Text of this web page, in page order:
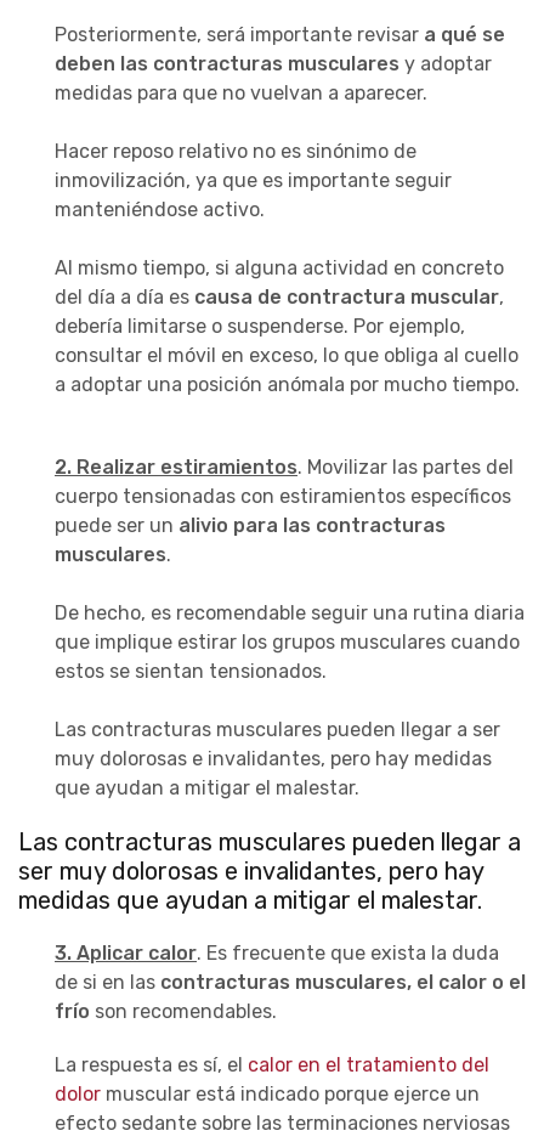
Posteriormente, será importante revisar a qué se
deben las contracturas musculares y adoptar
medidas para que no vuelvan a aparecer.
Hacer reposo relativo no es sinónimo de
inmovilización, ya que es importante seguir
manteniéndose activo.
Al mismo tiempo, si alguna actividad en concreto
del día a día es causa de contractura muscular,
debería limitarse o suspenderse. Por ejemplo,
consultar el móvil en exceso, lo que obliga al cuello
a adoptar una posición anómala por mucho tiempo.
2. Realizar estiramientos. Movilizar las partes del
cuerpo tensionadas con estiramientos específicos
puede ser un alivio para las contracturas
musculares.
De hecho, es recomendable seguir una rutina diaria
que implique estirar los grupos musculares cuando
estos se sientan tensionados.
Las contracturas musculares pueden llegar a ser
muy dolorosas e invalidantes, pero hay medidas
que ayudan a mitigar el malestar.
Las contracturas musculares pueden llegar a
ser muy dolorosas e invalidantes, pero hay
medidas que ayudan a mitigar el malestar.
3. Aplicar calor. Es frecuente que exista la duda
de si en las contracturas musculares, el calor o el
frío son recomendables.
La respuesta es sí, el calor en el tratamiento del
dolor muscular está indicado porque ejerce un
efecto sedante sobre las terminaciones nerviosas